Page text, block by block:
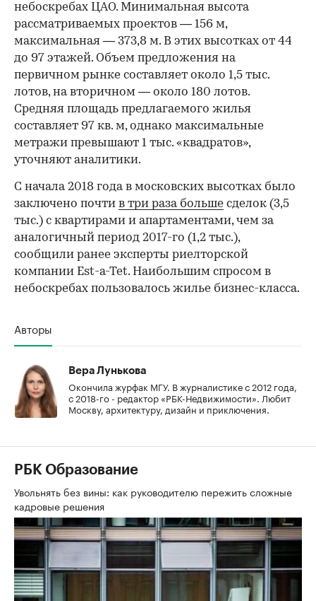
небоскребах ЦАО. Минимальная высота
рассматриваемых проектов — 156 м,
максимальная — 373,8 м. В этих высотках от 44
до 97 этажей. Объем предложения на
первичном рынке составляет около 1,5 тыс.
лотов, на вторичном — около 180 лотов.
Средняя площадь предлагаемого жилья
составляет 97 кв. м, однако максимальные
метражи превышают 1 тыс. «квадратов»,
уточняют аналитики.
С начала 2018 года в московских высотках было
заключено почти в три раза больше сделок (3,5
тыс.) с квартирами и апартаментами, чем за
аналогичный период 2017-го (1,2 тыс.),
сообщили ранее эксперты риелторской
компании Est-a-Tet. Наибольшим спросом в
небоскребах пользовалось жилье бизнес-класса.
Авторы
Вера Лунькова
Окончила журфак МГУ. В журналистике с 2012 года,
с 2018-го - редактор «РБК-Недвижимости». Любит
Москву, архитектуру, дизайн и приключения.
РБК Образование
Увольнять без вины: как руководителю пережить сложные
кадровые решения